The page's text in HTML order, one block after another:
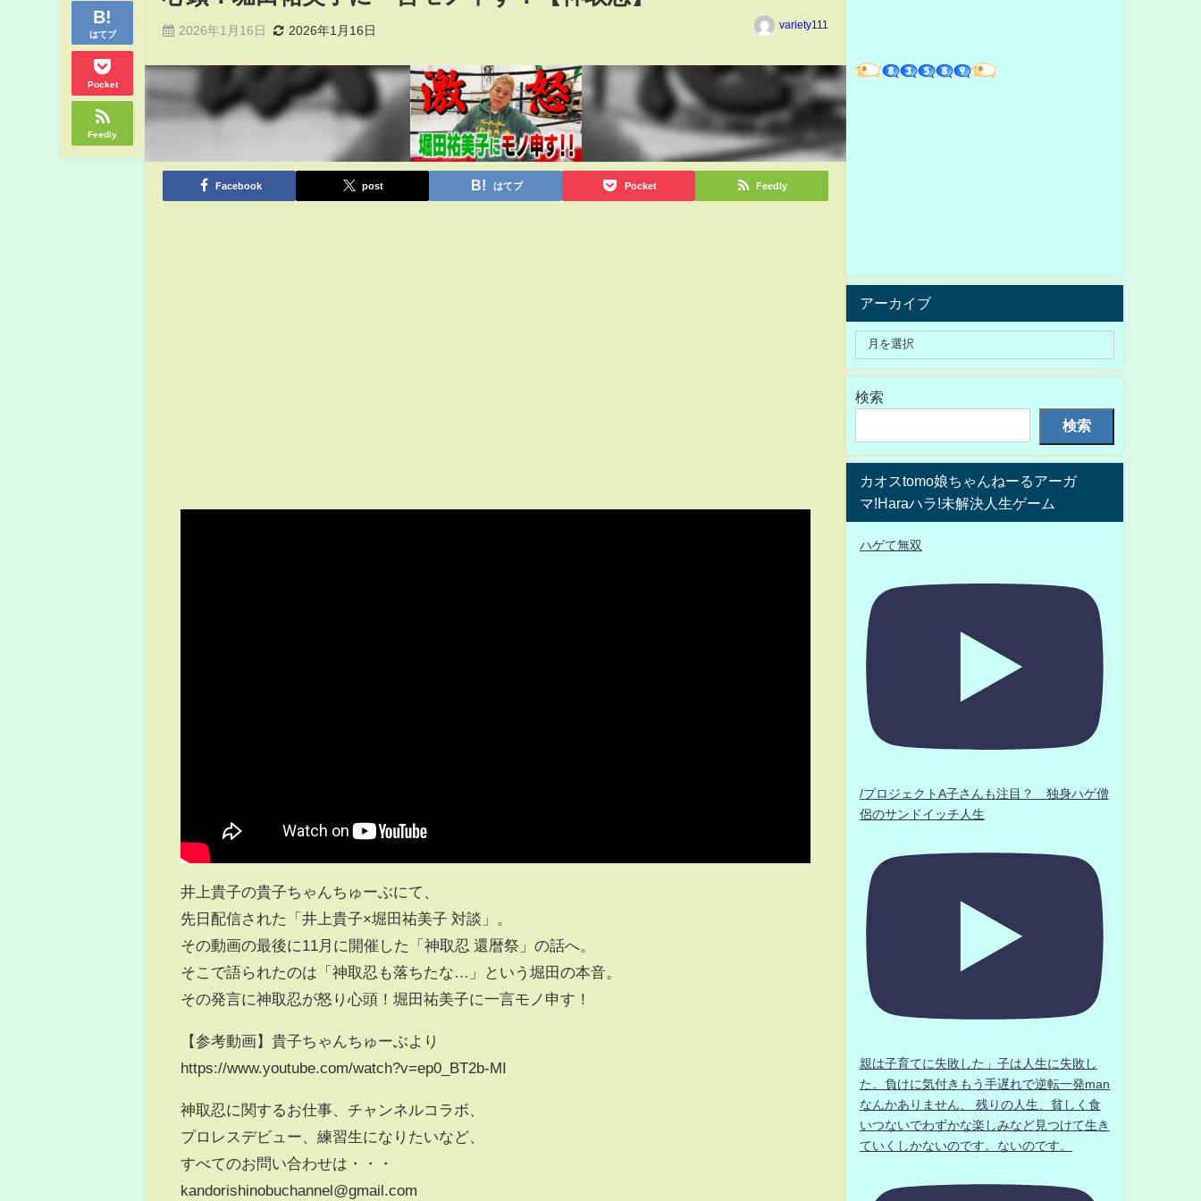
はてブ
Pocket
Feedly
2026年1月16日 2026年1月16日 variety111
Facebook post はてブ Pocket Feedly
井上貴子の貴子ちゃんちゅーぶにて、
先日配信された「井上貴子×堀田祐美子 対談」。
その動画の最後に11月に開催した「神取忍 還暦祭」の話へ。
そこで語られたのは「神取忍も落ちたな…」という堀田の本音。
その発言に神取忍が怒り心頭！堀田祐美子に一言モノ申す！
【参考動画】貴子ちゃんちゅーぶより
https://www.youtube.com/watch?v=ep0_BT2b-MI
神取忍に関するお仕事、チャンネルコラボ、
プロレスデビュー、練習生になりたいなど、
すべてのお問い合わせは・・・
kandorishinobuchannel@gmail.com
アーカイブ
検索
検索
カオスtomo娘ちゃんねーるアーガ
マ!Haraハラ!未解決人生ゲーム
ハゲて無双
/プロジェクトA子さんも注目？ 独身ハゲ僧
侶のサンドイッチ人生
親は子育てに失敗した」子は人生に失敗し
た。負けに気付きもう手遅れで逆転一発man
なんかありません、 残りの人生、貧しく食
いつないでわずかな楽しみなど見つけて生き
ていくしかないのです。ないのです。